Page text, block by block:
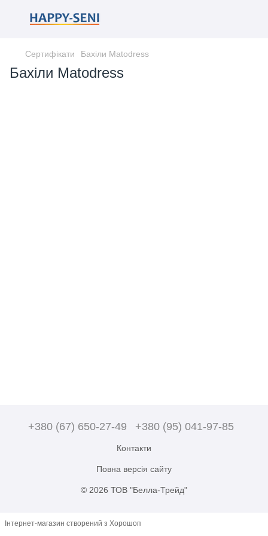
Сертифікати Бахіли Matodress
Бахіли Matodress
+380 (67) 650-27-49 +380 (95) 041-97-85
Контакти
Повна версія сайту
© 2026 ТОВ "Белла-Трейд"
Інтернет-магазин створений з Хорошоп